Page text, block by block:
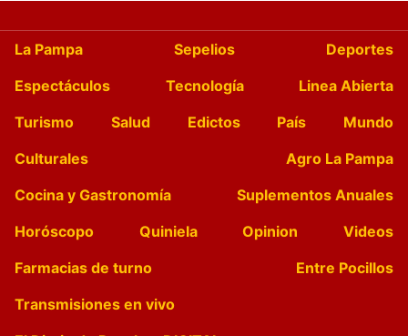
La Pampa Sepelios
Deportes
Espectáculos
Tecnología
Linea Abierta
Turismo
Salud Edictos País
Mundo
Culturales
Agro La Pampa
Cocina y Gastronomía
Suplementos Anuales
Horóscopo
Quiniela Opinion
Videos
Farmacias de turno
Entre Pocillos
Transmisiones en vivo